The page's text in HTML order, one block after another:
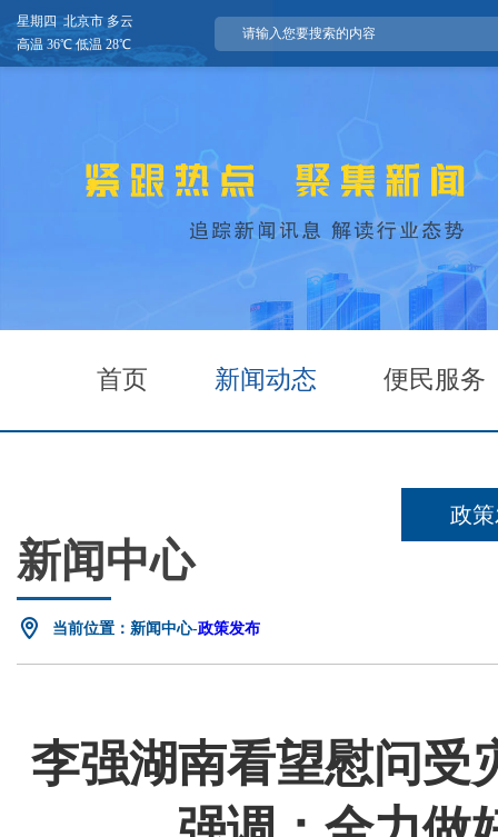
星期四 北京市 多云
高温 36℃ 低温 28℃
首页 新闻动态 便民服务
新闻中心
政
当前位置：新闻中心-政策发布
李强湖南看望慰问受